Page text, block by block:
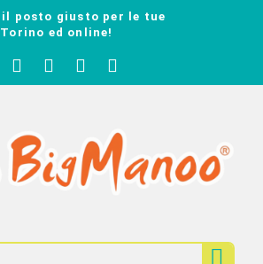
il posto giusto per le tue
ed online!